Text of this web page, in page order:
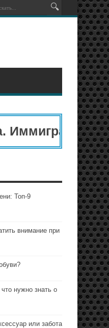
Топ-9
внимание при
нужно знать о
или забота